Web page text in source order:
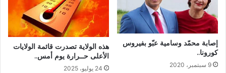
إصابة محمّد وسامية عبّو بفيروس
كورونا..
9 سبتمبر، 2020
هذه الولاية تصدرت قائمة الولايات
الأعلى حــرارة يوم أمس..
24 يوليو، 2025